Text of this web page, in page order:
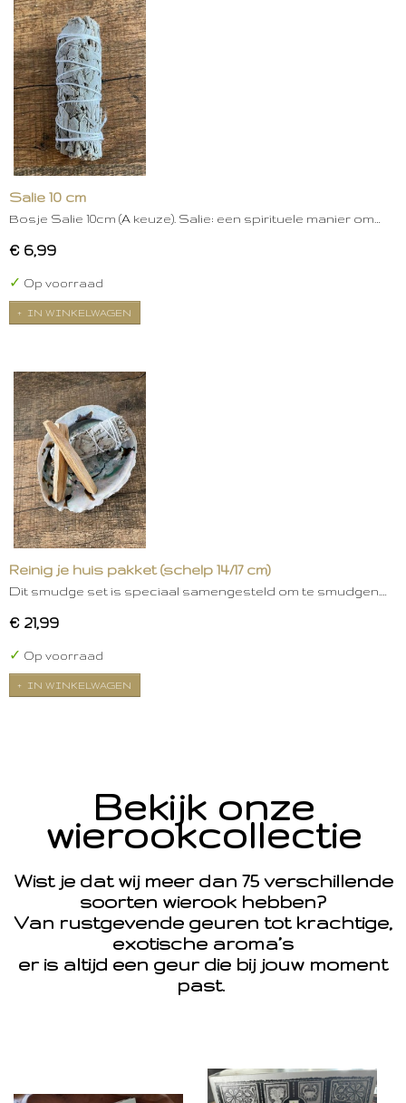
Salie 10 cm
Bosje Salie 10cm (A keuze). Salie: een spirituele manier om…
€ 6,99
✓ Op voorraad
IN WINKELWAGEN
Reinig je huis pakket (schelp 14/17 cm)
Dit smudge set is speciaal samengesteld om te smudgen.…
€ 21,99
✓ Op voorraad
IN WINKELWAGEN
Bekijk onze
wierookcollectie
Wist je dat wij meer dan 75 verschillende
soorten wierook hebben?
Van rustgevende geuren tot krachtige,
exotische aroma’s
er is altijd een geur die bij jouw moment
past.